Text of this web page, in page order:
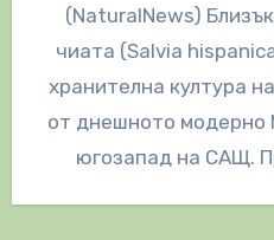
(NaturalNews)
чиата (Salvia
хранителна култура
от днешното модерно
югозапад на САЩ.